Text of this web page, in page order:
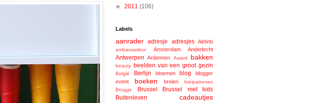
► 2011 (106)
Labels
aanrader adresje adresjes Airbnb
ambassadeur Amsterdam Anderlecht
Antwerpen Ardennen Award bakken
beauty beelden van een groot gezin
België Berlijn bloemen blog
blogger
event
boeken breien
breipatronen
Brugge
Brussel
Brussel met kids
Buitenleven
cadeautjes